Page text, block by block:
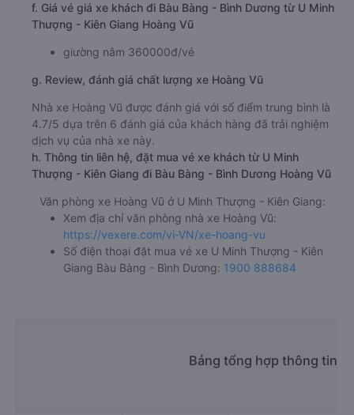
f. Giá vé giá xe khách đi Bàu Bàng - Bình Dương từ U Minh
Thượng - Kiên Giang Hoàng Vũ
giường nằm 360000đ/vé
g. Review, đánh giá chất lượng xe Hoàng Vũ
Nhà xe Hoàng Vũ được đánh giá với số điểm trung bình là
4.7/5 dựa trên 6 đánh giá của khách hàng đã trải nghiệm
dịch vụ của nhà xe này.
h. Thông tin liên hệ, đặt mua vé xe khách từ U Minh
Thượng - Kiên Giang đi Bàu Bàng - Bình Dương Hoàng Vũ
Văn phòng xe Hoàng Vũ ở U Minh Thượng - Kiên Giang:
Xem địa chỉ văn phòng nhà xe Hoàng Vũ:
https://vexere.com/vi-VN/xe-hoang-vu
Số điện thoại đặt mua vé xe U Minh Thượng - Kiên
Giang Bàu Bàng - Bình Dương: 1900 888684
Bảng tổng hợp thông tin